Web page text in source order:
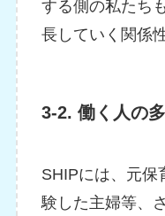
する側の私たち
長していく関係
3-2. 働く人の
SHIPには、元保
験した主婦等、